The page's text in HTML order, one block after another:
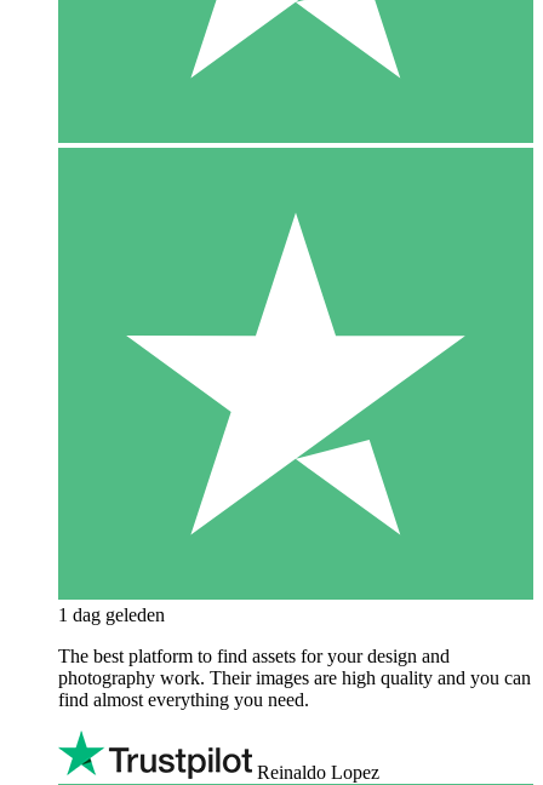
1 dag geleden
The best platform to find assets for your design and
photography work. Their images are high quality and you can
find almost everything you need.
Reinaldo Lopez